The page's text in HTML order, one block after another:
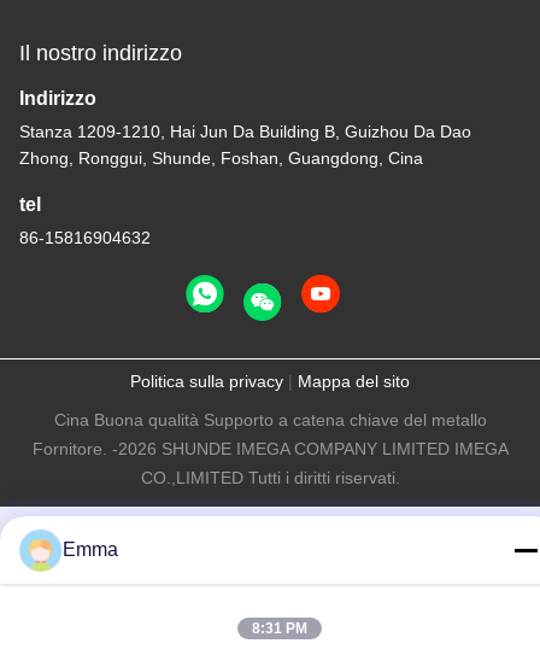
Il nostro indirizzo
Indirizzo
Stanza 1209-1210, Hai Jun Da Building B, Guizhou Da Dao
Zhong, Ronggui, Shunde, Foshan, Guangdong, Cina
tel
86-15816904632
Politica sulla privacy | Mappa del sito
Cina Buona qualità Supporto a catena chiave del metallo
Fornitore. -2026 SHUNDE IMEGA COMPANY LIMITED IMEGA
CO.,LIMITED Tutti i diritti riservati.
Emma
8:31 PM